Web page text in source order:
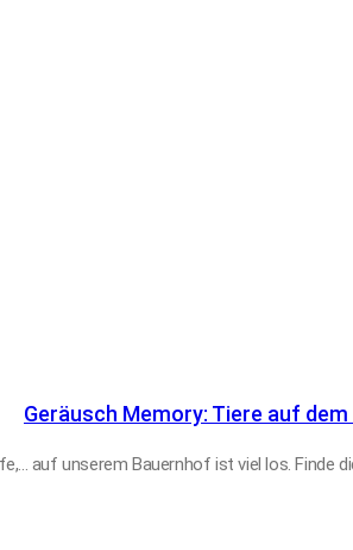
Geräusch Memory: Tiere auf
auf unserem Bauernhof ist viel los. Finde